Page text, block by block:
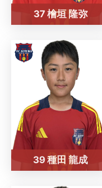
37 檜垣 隆弥
39 種田 龍成